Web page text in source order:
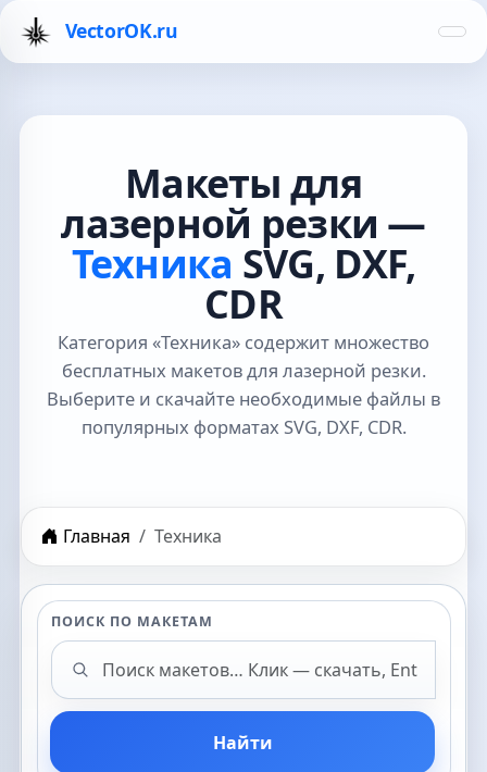
VectorOK.ru
Макеты для
лазерной резки —
Техника SVG, DXF,
CDR
Категория «Техника» содержит множество
бесплатных макетов для лазерной резки.
Выберите и скачайте необходимые файлы в
популярных форматах SVG, DXF, CDR.
Главная Техника
ПОИСК ПО МАКЕТАМ
Поиск макетов
Найти